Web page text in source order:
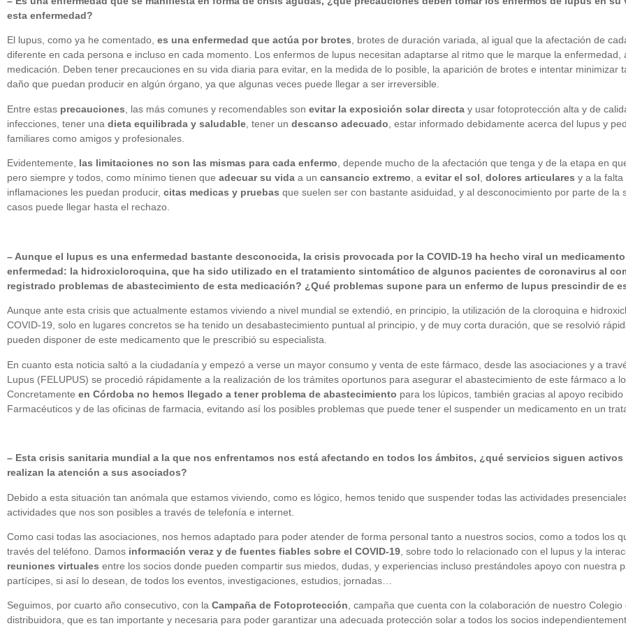
esta enfermedad?
El lupus, como ya he comentado, es una enfermedad que actúa por brotes , brotes de duración variada, al igual que la afectación de
diferente en cada persona e incluso en cada momento. Los enfermos de lupus necesitan adaptarse al ritmo que le marque la enfermedad,
medicación. Deben tener precauciones en su vida diaria para evitar, en la medida de lo posible, la aparición de brotes e intentar minimizar
daño que puedan producir en algún órgano, ya que algunas veces puede llegar a ser irreversible.
Entre estas precauciones , las más comunes y recomendables son evitar la exposición solar directa y usar fotoprotección alta y de
infecciones, tener una dieta equilibrada y saludable , tener un descanso adecuado , estar informado debidamente acerca del lupus y
familiares como amigos y profesionales.
Evidentemente, las limitaciones no son las mismas para cada enfermo , depende mucho de la afectación que tenga y de la etapa en
pero siempre y todos, como mínimo tienen que adecuar su vida a un cansancio extremo , a evitar el sol dolores articulares y a la falta
inflamaciones les puedan producir, citas medicas y pruebas que suelen ser con bastante asiduidad, y al desconocimiento por parte de la
casos puede llegar hasta el rechazo.
– Aunque el lupus es una enfermedad bastante desconocida, la crisis provocada por la COVID-19 ha hecho viral un
enfermedad: la hidroxicloroquina, que ha sido utilizado en el tratamiento sintomático de algunos pacientes de coronavirus al
registrado problemas de abastecimiento de esta medicación? ¿Qué problemas supone para un enfermo de lupus prescindir de
Aunque ante esta crisis que actualmente estamos viviendo a nivel mundial se extendió, en principio, la utilización de la cloroquina e
COVID-19, solo en lugares concretos se ha tenido un desabastecimiento puntual al principio, y de muy corta duración, que se resolvió
pueden disponer de este medicamento que le prescribió su especialista.
En cuanto esta noticia saltó a la ciudadanía y empezó a verse un mayor consumo y venta de este fármaco, desde las asociaciones y a
Lupus (FELUPUS) se procedió rápidamente a la realización de los trámites oportunos para asegurar el abastecimiento de este fármaco a
Concretamente en Córdoba no hemos llegado a tener problema de abastecimiento para los lúpicos, también gracias al apoyo
Farmacéuticos y de las oficinas de farmacia, evitando así los posibles problemas que puede tener el suspender un medicamento en un
– Esta crisis sanitaria mundial a la que nos enfrentamos nos está afectando en todos los ámbitos, ¿qué servicios siguen
realizan la atención a sus asociados?
Debido a esta situación tan anómala que estamos viviendo, como es lógico, hemos tenido que suspender todas las actividades
actividades que nos son posibles a través de telefonía e internet.
Como casi todas las asociaciones, nos hemos adaptado para poder atender de forma personal tanto a nuestros socios, como a todos los
través del teléfono. Damos información veraz y de fuentes fiables sobre el COVID-19 , sobre todo lo relacionado con el lupus y la
reuniones virtuales entre los socios donde pueden compartir sus miedos, dudas, y experiencias incluso prestándoles apoyo con nuestra
partícipes, si así lo desean, de todos los eventos, investigaciones, estudios, jornadas…
Seguimos, por cuarto año consecutivo, con la Campaña de Fotoprotección, campaña que cuenta con la colaboración de nuestro
distribuidora, que es tan importante y necesaria para poder garantizar una adecuada protección solar a todos los socios